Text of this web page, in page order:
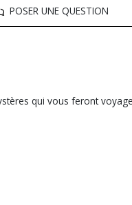
POSER UNE QUESTION
qui vous feront